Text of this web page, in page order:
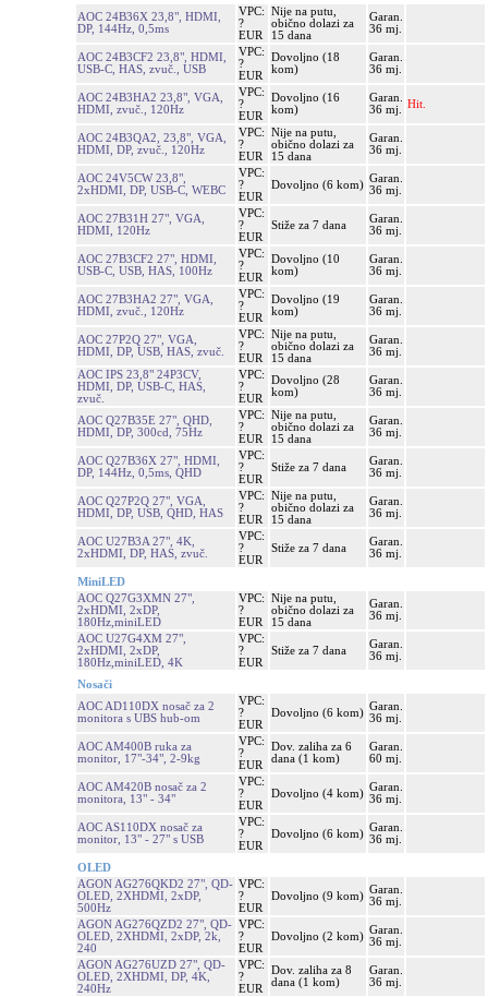
AOC 24B36X 23,8", HDMI,
DP, 144Hz, 0,5ms
VPC:
?
EUR
Nije na putu,
obično dolazi za
15 dana
Garan.
36 mj.
AOC 24B3CF2 23,8", HDMI,
USB-C, HAS, zvuč., USB
VPC:
?
EUR
Dovoljno (18
kom)
Garan.
36 mj.
AOC 24B3HA2 23,8", VGA,
HDMI, zvuč., 120Hz
VPC:
?
EUR
Dovoljno (16
kom)
Garan.
36 mj.
Hit.
AOC 24B3QA2, 23,8", VGA,
HDMI, DP, zvuč., 120Hz
VPC:
?
EUR
Nije na putu,
obično dolazi za
15 dana
Garan.
36 mj.
AOC 24V5CW 23,8",
2xHDMI, DP, USB-C, WEBC
VPC:
?
EUR
Dovoljno (6 kom)
Garan.
36 mj.
AOC 27B31H 27", VGA,
HDMI, 120Hz
VPC:
?
EUR
Stiže za 7 dana
Garan.
36 mj.
AOC 27B3CF2 27", HDMI,
USB-C, USB, HAS, 100Hz
VPC:
?
EUR
Dovoljno (10
kom)
Garan.
36 mj.
AOC 27B3HA2 27", VGA,
HDMI, zvuč., 120Hz
VPC:
?
EUR
Dovoljno (19
kom)
Garan.
36 mj.
AOC 27P2Q 27", VGA,
HDMI, DP, USB, HAS, zvuč.
VPC:
?
EUR
Nije na putu,
obično dolazi za
15 dana
Garan.
36 mj.
AOC IPS 23,8" 24P3CV,
HDMI, DP, USB-C, HAS,
zvuč.
VPC:
?
EUR
Dovoljno (28
kom)
Garan.
36 mj.
AOC Q27B35E 27", QHD,
HDMI, DP, 300cd, 75Hz
VPC:
?
EUR
Nije na putu,
obično dolazi za
15 dana
Garan.
36 mj.
AOC Q27B36X 27", HDMI,
DP, 144Hz, 0,5ms, QHD
VPC:
?
EUR
Stiže za 7 dana
Garan.
36 mj.
AOC Q27P2Q 27", VGA,
HDMI, DP, USB, QHD, HAS
VPC:
?
EUR
Nije na putu,
obično dolazi za
15 dana
Garan.
36 mj.
AOC U27B3A 27", 4K,
2xHDMI, DP, HAS, zvuč.
VPC:
?
EUR
Stiže za 7 dana
Garan.
36 mj.
MiniLED
AOC Q27G3XMN 27",
2xHDMI, 2xDP,
180Hz,miniLED
VPC:
?
EUR
Nije na putu,
obično dolazi za
15 dana
Garan.
36 mj.
AOC U27G4XM 27",
2xHDMI, 2xDP,
180Hz,miniLED, 4K
VPC:
?
EUR
Stiže za 7 dana
Garan.
36 mj.
Nosači
AOC AD110DX nosač za 2
monitora s UBS hub-om
VPC:
?
EUR
Dovoljno (6 kom)
Garan.
36 mj.
AOC AM400B ruka za
monitor, 17"-34", 2-9kg
VPC:
?
EUR
Dov. zaliha za 6
dana (1 kom)
Garan.
60 mj.
AOC AM420B nosač za 2
monitora, 13" - 34"
VPC:
?
EUR
Dovoljno (4 kom)
Garan.
36 mj.
AOC AS110DX nosač za
monitor, 13" - 27" s USB
VPC:
?
EUR
Dovoljno (6 kom)
Garan.
36 mj.
OLED
AGON AG276QKD2 27", QD-
OLED, 2XHDMI, 2xDP,
500Hz
VPC:
?
EUR
Dovoljno (9 kom)
Garan.
36 mj.
AGON AG276QZD2 27", QD-
OLED, 2XHDMI, 2xDP, 2k,
240
VPC:
?
EUR
Dovoljno (2 kom)
Garan.
36 mj.
AGON AG276UZD 27", QD-
OLED, 2XHDMI, DP, 4K,
240Hz
VPC:
?
EUR
Dov. zaliha za 8
dana (1 kom)
Garan.
36 mj.